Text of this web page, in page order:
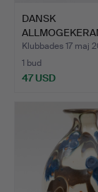
DANSK
och skål. 1800…
Klubbades 17 maj
1 bud
47 USD